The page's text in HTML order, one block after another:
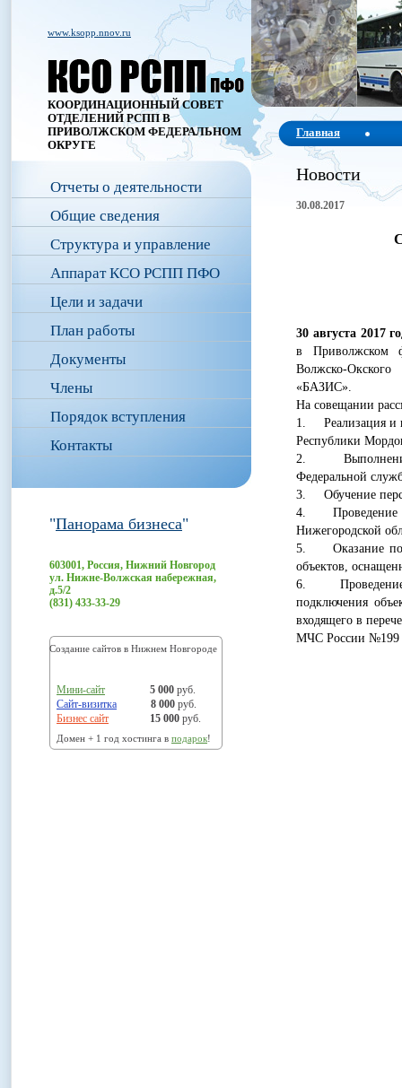
www.ksopp.nnov.ru
КООРДИНАЦИОННЫЙ СОВЕТ
ОТДЕЛЕНИЙ РСПП В
ПРИВОЛЖСКОМ ФЕДЕРАЛЬНОМ
ОКРУГЕ
Отчеты о деятельности
Общие сведения
Структура и управление
Аппарат КСО РСПП ПФО
Цели и задачи
План работы
Документы
Члены
Порядок вступления
Контакты
"Панорама бизнеса"
603001, Россия, Нижний Новгород
ул. Нижне-Волжская набережная,
д.5/2
(831) 433-33-29
Создание сайтов в Нижнем Новгороде
Мини-сайт 5 000 руб.
Сайт-визитка
8 000 руб.
Бизнес сайт
15 000 руб.
Домен + 1 год хостинга в подарок!
Главная
Новости
30.08.2017
30 августа 2017
в Приволжском
Волжско-
«БАЗИС».
На совещании
1. Реализация и
Республики
2. Выполнение
Федеральной
3. Обучение
4. Проведение
Нижегородской
5. Оказание
объектов,
6. Проведение
подключения
входящего в
МЧС России №199